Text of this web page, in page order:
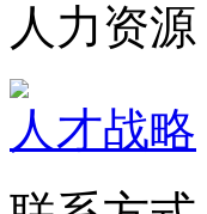
人力资源
人才战略